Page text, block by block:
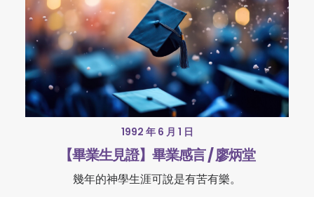
1992 年 6 月 1 日
【畢業生見證】畢業感言 / 廖炳堂
幾年的神學生涯可說是有苦有樂。